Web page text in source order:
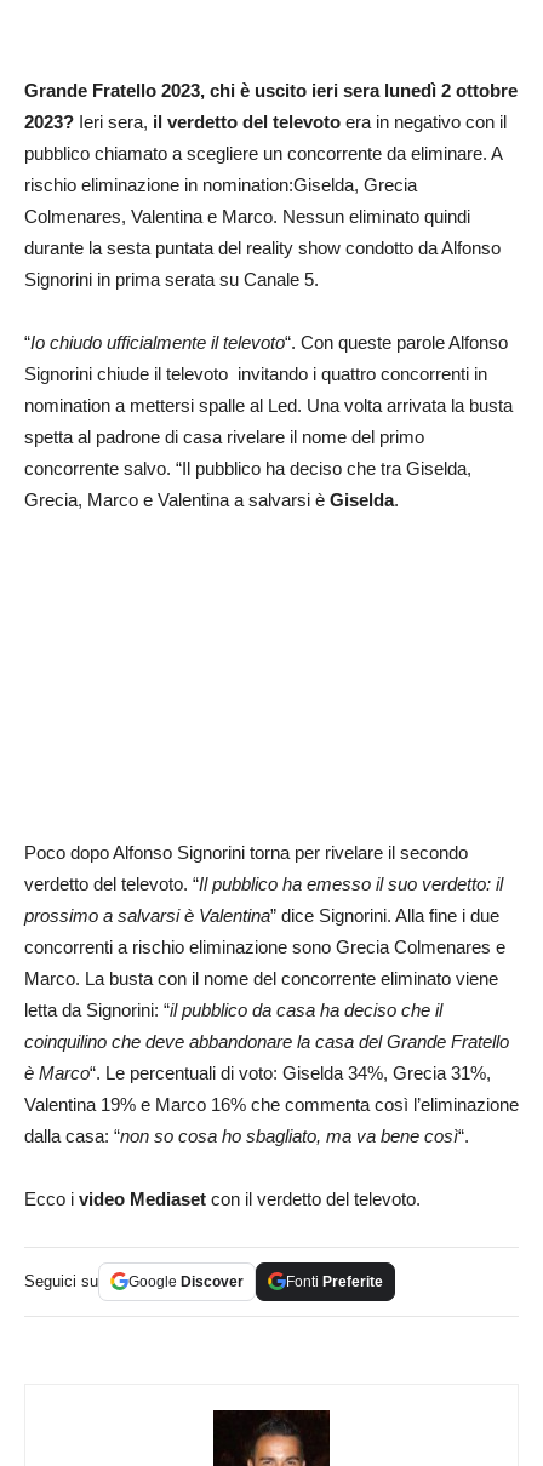
Grande Fratello 2023, chi è uscito ieri sera lunedì 2 ottobre
2023? Ieri sera, il verdetto del televoto era in negativo con il
pubblico chiamato a scegliere un concorrente da eliminare. A
rischio eliminazione in nomination:Giselda, Grecia
Colmenares, Valentina e Marco. Nessun eliminato quindi
durante la sesta puntata del reality show condotto da Alfonso
Signorini in prima serata su Canale 5.
“Io chiudo ufficialmente il televoto“. Con queste parole Alfonso
Signorini chiude il televoto invitando i quattro concorrenti in
nomination a mettersi spalle al Led. Una volta arrivata la busta
spetta al padrone di casa rivelare il nome del primo
concorrente salvo. “Il pubblico ha deciso che tra Giselda,
Grecia, Marco e Valentina a salvarsi è Giselda.
Poco dopo Alfonso Signorini torna per rivelare il secondo
verdetto del televoto. “Il pubblico ha emesso il suo verdetto: il
prossimo a salvarsi è Valentina” dice Signorini. Alla fine i due
concorrenti a rischio eliminazione sono Grecia Colmenares e
Marco. La busta con il nome del concorrente eliminato viene
letta da Signorini: “il pubblico da casa ha deciso che il
coinquilino che deve abbandonare la casa del Grande Fratello
è Marco“. Le percentuali di voto: Giselda 34%, Grecia 31%,
Valentina 19% e Marco 16% che commenta così l’eliminazione
dalla casa: “non so cosa ho sbagliato, ma va bene così“.
Ecco i video Mediaset con il verdetto del televoto.
Seguici su Google Discover Fonti Preferite